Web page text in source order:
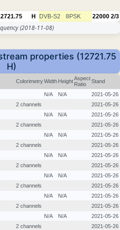
H DVB-S2 8PSK 22000 2/3
(2018-11-08)
properties (12721.75
H)
ColorimetryWidth HeightAspect
Ratio
Stand
N/A N/A
2021-05-26
2 channels
2021-05-26
N/A N/A
2021-05-26
2 channels
2021-05-26
N/A N/A
2021-05-26
2 channels
2021-05-26
N/A N/A
2021-05-26
2 channels
2021-05-26
N/A N/A
2021-05-26
2 channels
2021-05-26
N/A N/A
2021-05-26
2 channels
2021-05-26
N/A N/A
2021-05-26
2 channels
2021-05-26